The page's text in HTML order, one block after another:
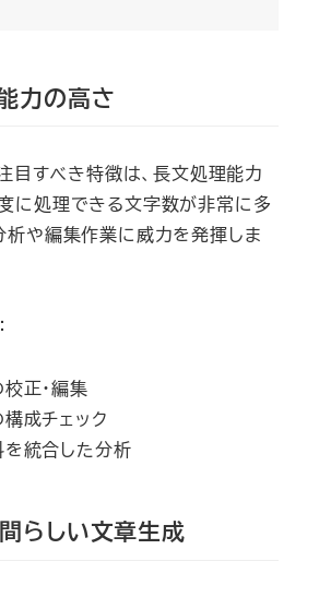
力の高さ
すべき特徴は、長文処理能力
に処理できる文字数が非常に多
析や編集作業に威力を発揮しま
：
正・編集
成チェック
統合した分析
らしい文章生成